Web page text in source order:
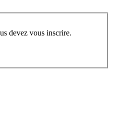
fourni. Si vous n’êtes pas enregistré, vous devez vous inscrire.